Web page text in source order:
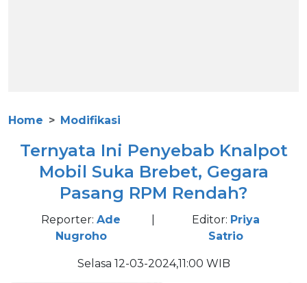
Home Modifikasi
Ternyata Ini Penyebab Knalpot
Mobil Suka Brebet, Gegara
Pasang RPM Rendah?
Reporter: Ade
Nugroho
Editor: Priya
Satrio
Selasa 12-03-2024,11:00 WIB